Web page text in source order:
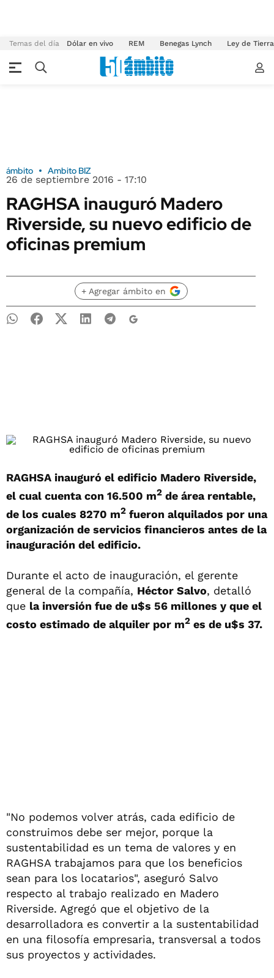
Temas del día Dólar en vivo REM Benegas Lynch Ley de
ámbito Ambito BIZ
26 de septiembre 2016 - 17:10
RAGHSA inauguró Madero
Riverside, su nuevo edificio de
oficinas premium
+ Agregar ámbito en
RAGHSA inauguró el edificio Madero Riverside,
el cual cuenta con 16.500 m2 de área rentable,
de los cuales 8270 m2 fueron alquilados por una
organización de servicios financieros antes de la
inauguración del edificio.
Durante el acto de inauguración, el gerente
general de la compañía, Héctor Salvo, detalló
que la inversión fue de u$s 56 millones y que el
costo estimado de alquiler por m2 es de u$s 37.
"No podemos volver atrás, cada edificio de
construimos debe ser mejor, porque la
sustentabilidad es un tema de valores y en
RAGHSA trabajamos para que los beneficios
sean para los locatarios", aseguró Salvo
respecto al trabajo realizado en Madero
Riverside. Agregó que el objetivo de la
desarrolladora es convertir a la sustentabilidad
en una filosofía empresaria, transversal a todos
sus proyectos y actividades.